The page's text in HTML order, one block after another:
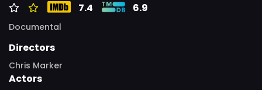
7.4 6.9
Documental
Directors
Chris Marker
Actors